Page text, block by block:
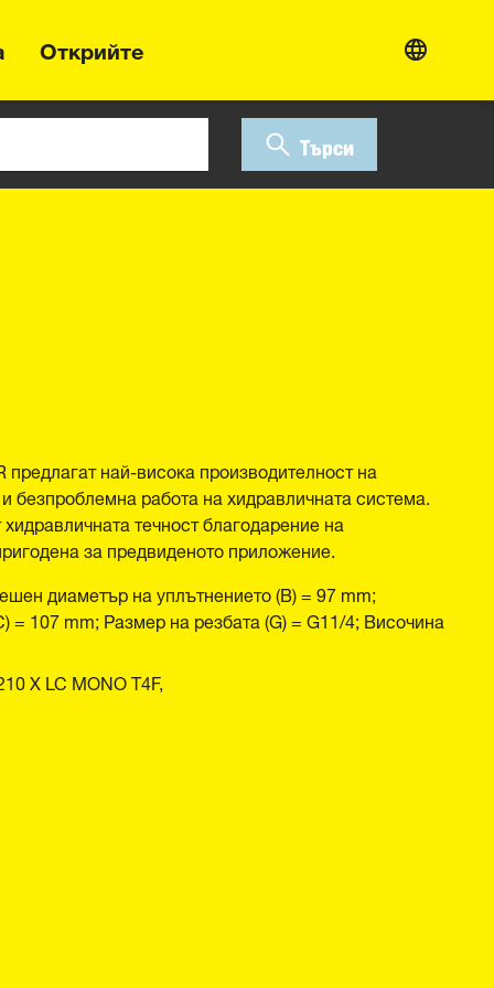
Открийте
Търси
най-висока производителност на
безпроблемна работа на хидравличната система.
течност благодарение на
за предвиденото приложение.
диаметър на уплътнението (B) = 97 mm;
107 mm; Размер на резбата (G) = G11/4; Височина
X LC MONO T4F,